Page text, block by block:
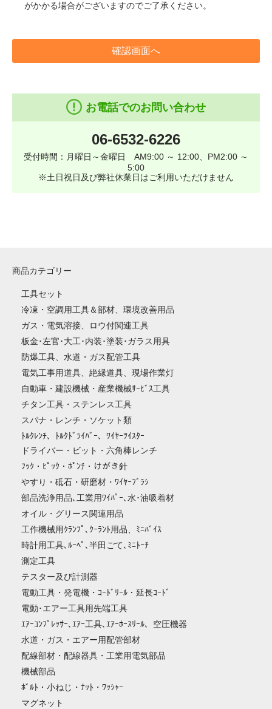
がかかる場合がございますのでご了承ください。
確認画面へ
お電話でのお問い合わせ
06-6532-6226
受付時間：月曜日～金曜日 AM9:00 ～ 12:00、PM2:00 ～
5:00
※土日祝日及び弊社休業日はご利用いただけません
商品カテゴリー
工具セット
冷凍・空調用工具＆部材、環境改善用品
ガス・電気溶接、ロウ付関連工具
板金･左官･大工･内装･塗装･ガラス用具
防爆工具、水道・ガス配管工具
電気工事用道具、絶縁道具、現場作業灯
自動車・建設機械・産業機械ｻｰﾋﾞｽ工具
チタン工具・ステンレス工具
スパナ・レンチ・ソケット類
ﾄﾙｸﾚﾝﾁ、ﾄﾙｸﾄﾞﾗｲﾊﾞｰ、ﾜｲﾔｰﾂｲｽﾀｰ
ドライバー・ビット・六角棒レンチ
ﾌｯｸ・ﾋﾟｯｸ・ﾎﾟﾝﾁ・けがき針
やすり・砥石・研磨材・ﾜｲﾔｰﾌﾞﾗｼ
部品洗浄用品､工業用ﾜｲﾊﾟｰ､水･油吸着材
オイル・グリース関連用品
工作機械用ｸﾗﾝﾌﾟ､ｸｰﾗﾝﾄ用品、ﾐﾆﾊﾞｲｽ
時計用工具､ﾙｰﾍﾟ､半田ごて､ﾐﾆﾄｰﾁ
測定工具
テスター及び計測器
電動工具・発電機・ｺｰﾄﾞﾘｰﾙ・延長ｺｰﾄﾞ
電動･エアー工具用先端工具
ｴｱｰｺﾝﾌﾟﾚｯｻｰ､ｴｱｰ工具､ｴｱｰﾎｰｽﾘｰﾙ、空圧機器
水道・ガス・エアー用配管部材
配線部材・配線器具・工業用電気部品
機械部品
ﾎﾞﾙﾄ・小ねじ・ﾅｯﾄ・ﾜｯｼｬｰ
マグネット